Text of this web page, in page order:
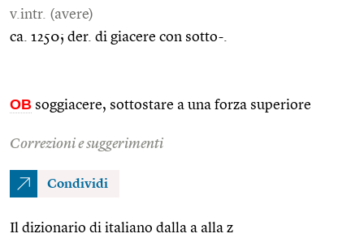
v.intr. (avere)
ca. 1250; der. di giacere con sotto-.
OB soggiacere, sottostare a una forza superiore
Correzioni e suggerimenti
Condividi
Il dizionario di italiano dalla a alla z